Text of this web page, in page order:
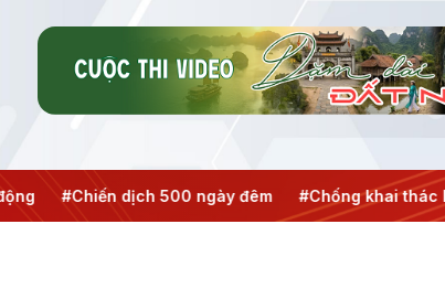
500 ngày đêm #Chống khai thác IUU #Căng